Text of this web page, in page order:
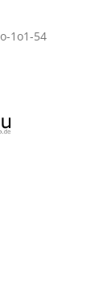
1o1-54